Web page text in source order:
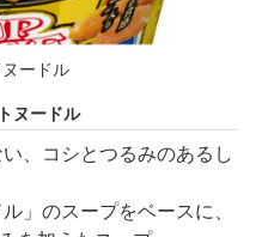
ードル
ヌードル
、コシとつるみのあるし
」のスープをベースに、